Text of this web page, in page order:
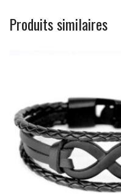
Produits similaires